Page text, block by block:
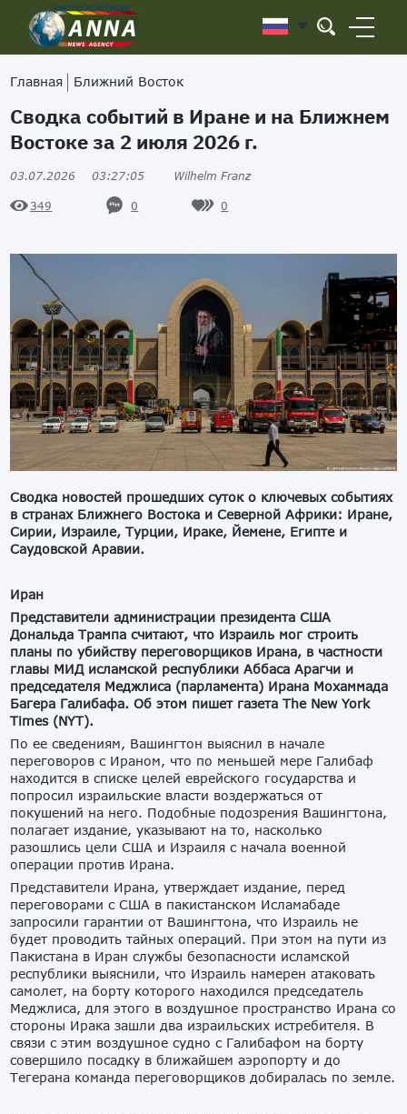
Главная Ближний Восток
Сводка событий в Иране и на Ближнем
Востоке за 2 июля 2026 г.
03.07.2026 03:27:05 Wilhelm Franz
349 0 0
Сводка новостей прошедших суток о ключевых событиях
в странах Ближнего Востока и Северной Африки: Иране,
Сирии, Израиле, Турции, Ираке, Йемене, Египте и
Саудовской Аравии.
Иран
Представители администрации президента США
Дональда Трампа считают, что Израиль мог строить
планы по убийству переговорщиков Ирана, в частности
главы МИД исламской республики Аббаса Арагчи и
председателя Меджлиса (парламента) Ирана Мохаммада
Багера Галибафа. Об этом пишет газета The New York
Times (NYT).
По ее сведениям, Вашингтон выяснил в начале
переговоров с Ираном, что по меньшей мере Галибаф
находится в списке целей еврейского государства и
попросил израильские власти воздержаться от
покушений на него. Подобные подозрения Вашингтона,
полагает издание, указывают на то, насколько
разошлись цели США и Израиля с начала военной
операции против Ирана.
Представители Ирана, утверждает издание, перед
переговорами с США в пакистанском Исламабаде
запросили гарантии от Вашингтона, что Израиль не
будет проводить тайных операций. При этом на пути из
Пакистана в Иран службы безопасности исламской
республики выяснили, что Израиль намерен атаковать
самолет, на борту которого находился председатель
Меджлиса, для этого в воздушное пространство Ирана со
стороны Ирака зашли два израильских истребителя. В
связи с этим воздушное судно с Галибафом на борту
совершило посадку в ближайшем аэропорту и до
Тегерана команда переговорщиков добиралась по земле.